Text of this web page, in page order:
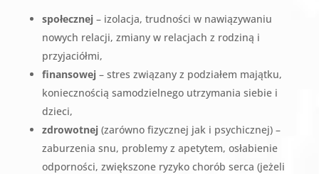
społecznej– izolacja, trudności w nawiązywaniu
nowych relacji, zmiany w relacjach z rodziną i
przyjaciółmi,
finansowej– stres związany z podziałem majątku,
koniecznością samodzielnego utrzymania siebie i
dzieci,
zdrowotnej(zarówno fizycznej jak i psychicznej) –
zaburzenia snu, problemy z apetytem, osłabienie
odporności, zwiększone ryzyko chorób serca (jeżeli